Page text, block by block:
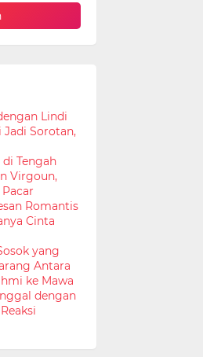
Lindi
Sorotan,
Tengah
Virgoun,
Romantis
Cinta
yang
Antara
ke Mawa
dengan